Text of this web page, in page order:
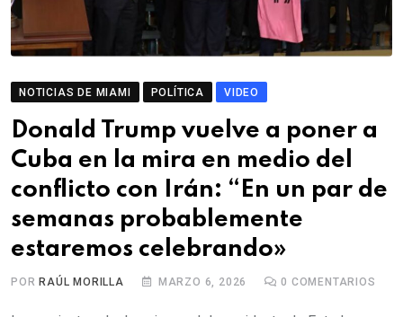
NOTICIAS DE MIAMI POLÍTICA VIDEO
Donald Trump vuelve a poner a
Cuba en la mira en medio del
conflicto con Irán: “En un par de
semanas probablemente
estaremos celebrando»
PORRAÚL MORILLA MARZO 6, 2026 0 COMENTARIOS